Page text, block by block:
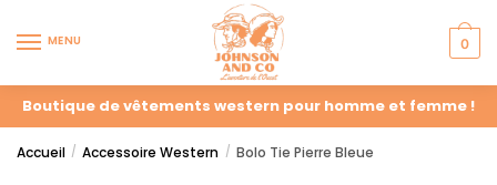
MENU 0
Boutique de vêtements western pour homme et femme !
Accueil / Accessoire Western / Bolo Tie Pierre Bleue